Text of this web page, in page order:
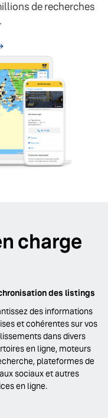
de recherches
charge
des listings
des informations
et cohérentes sur vos
dans divers
en ligne, moteurs
plateformes de
sociaux et autres
en ligne.